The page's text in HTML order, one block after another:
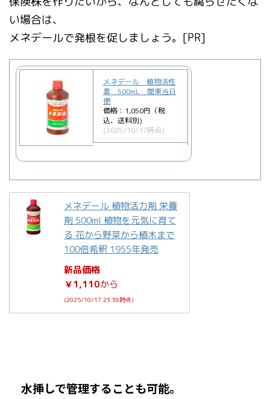
い場合は、
メネデールで発根を促しましょう。[PR]
メネデール 植物活性
素 500mL 関東当日
便
価格：1,050円（税
込、送料別)
(2025/10/17時点)
メネデール 植物活力剤 栄養
剤 500ml 植物を元気に育て
る 花から野菜から植木まで
100倍希釈 1955年発売
新品価格
￥1,110から
(2025/10/17 23:36時点)
水挿しで管理することも可能。